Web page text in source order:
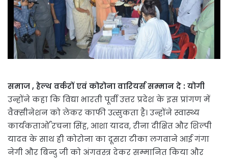
समाज , हेल्थ वर्करों एवं कोरोना वारियर्स सम्मान दे : योगी
उन्होंने कहा कि विद्या भारती पूर्वी उत्तर प्रदेश के इस प्रांगण में
वैक्सीनेशन को लेकर काफी उत्सुकता है। उन्होंने स्वास्थ्य
कार्यकतार्ओं रचना सिंह, आशा यादव, रीना दीक्षित और शिल्पी
यादव के साथ ही कोरोना का दूसरा टीका लगवाने आई गंगा
नेगी और बिन्दु जी को अंगवस्त्र देकर सम्मानित किया और